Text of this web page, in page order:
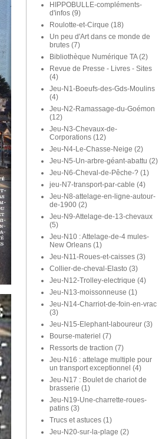
HIPPOBULLE-compléments-
d'infos (9)
Roulotte-et-Cirque (18)
Un peu d'Art dans ce monde de
brutes (7)
Bibliothèque Numérique TA (2)
Revue de Presse - Livres - Sites
(4)
Jeu-N1-Boeufs-des-Gds-Moulins
(4)
Jeu-N2-Ramassage-du-Goémon
(12)
Jeu-N3-Chevaux-de-
Corporations (12)
Jeu-N4-Le-Chasse-Neige (2)
Jeu-N5-Un-arbre-géant-abattu (2)
Jeu-N6-Cheval-de-Pêche-? (1)
jeu-N7-transport-par-cable (4)
Jeu-N8-attelage-en-ligne-autour-
de-1900 (2)
Jeu-N9-Attelage-de-13-chevaux
(5)
Jeu-N10 : Attelage-de-4 mules-
New Orleans (1)
Jeu-N11-Roues-et-caisses (3)
Collier-de-cheval-Elasto (3)
Jeu-N12-Trolley-electrique (4)
Jeu-N13-moissonneuse (1)
Jeu-N14-Charriot-de-foin-en-vrac
(3)
Jeu-N15-Elephant-laboureur (3)
Bourse-materiel (7)
Ressorts de traction (7)
Jeu-N16 : attelage multiple pour
un transport exceptionnel (4)
Jeu-N17 : Boulet de chariot de
brasserie (1)
Jeu-N19-Une-charrette-roues-
patins (3)
Trucs et astuces (1)
Jeu-N20-sur-la-plage (2)